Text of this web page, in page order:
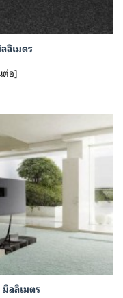
ลิเมตร
ต่อ]
ลลิเมตร